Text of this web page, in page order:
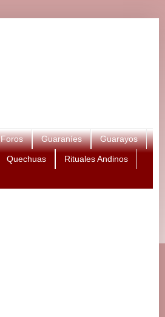
Foros Guaraníes Guarayos
Quechuas Rituales Andinos